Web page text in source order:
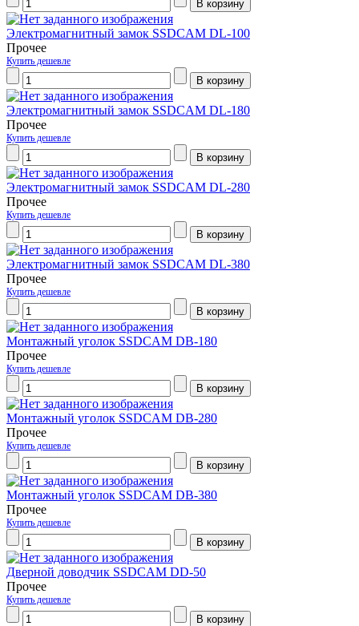
Электромагнитный замок SSDCAM DL-100
Прочее
Купить дешевле
Электромагнитный замок SSDCAM DL-180
Прочее
Купить дешевле
Электромагнитный замок SSDCAM DL-280
Прочее
Купить дешевле
Электромагнитный замок SSDCAM DL-380
Прочее
Купить дешевле
Монтажный уголок SSDCAM DВ-180
Прочее
Купить дешевле
Монтажный уголок SSDCAM DВ-280
Прочее
Купить дешевле
Монтажный уголок SSDCAM DВ-380
Прочее
Купить дешевле
Дверной доводчик SSDCAM DD-50
Прочее
Купить дешевле